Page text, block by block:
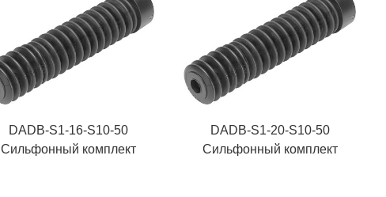
DADB-S1-16-S10-50
Сильфонный комплект
DADB-S1-20-S10-50
Сильфонный комплект